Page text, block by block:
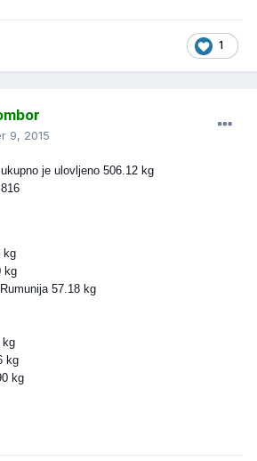
1
9, 2015
je ulovljeno 506.12 kg
kg
kg
57.18 kg
kg
kg
kg